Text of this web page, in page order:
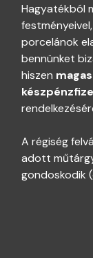
Hagyatékból
porcelánok
bennünket
hiszen magas
A régiség
adott
gondoskodik